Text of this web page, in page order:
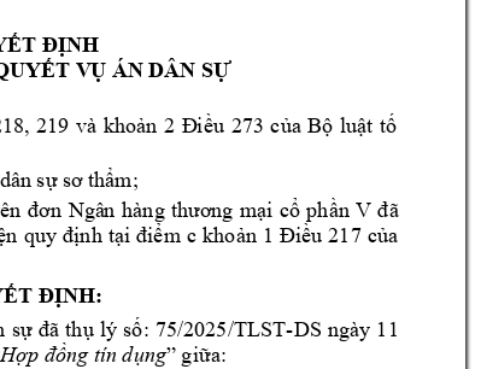
ĐỊNH
VỤ ÁN DÂN SỰ
8, 219 và khoản 2 Điều 273 của Bộ luật tố
sự sơ thẩm;
đơn Ngân hàng thương mại cổ phần V đã
quy định tại điểm c khoản 1 Điều 217 của
ĐỊNH:
sự đã thụ lý số: 75/2025/TLST-DS ngày 1 1
Hợp đồng tín dụng” giữa: